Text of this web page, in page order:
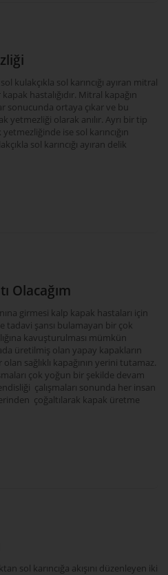
kulakçıkla sol karıncığı ayıran mitral
hastalığıdır. Mitral kapağın
sonucunda ortaya çıkar ve bu
yetmezliği olarak anılır. Ayrı bir tip
ise sol karıncığın
sol karıncığı ayıran delik
Olacağım
girmesi kalp kapak hastaları için
tadavi şansı bulamayan bir çok
kavuşturulması mümkün
üretilmiş olan yapay kapakların
sağlıklı kapağının yerini tutamaz.
çok yoğun bir şekilde devam
çalışmaları sonunda her insan
çoğaltılarak kapak üretme
sol karıncığa akışını düzenleyen iki